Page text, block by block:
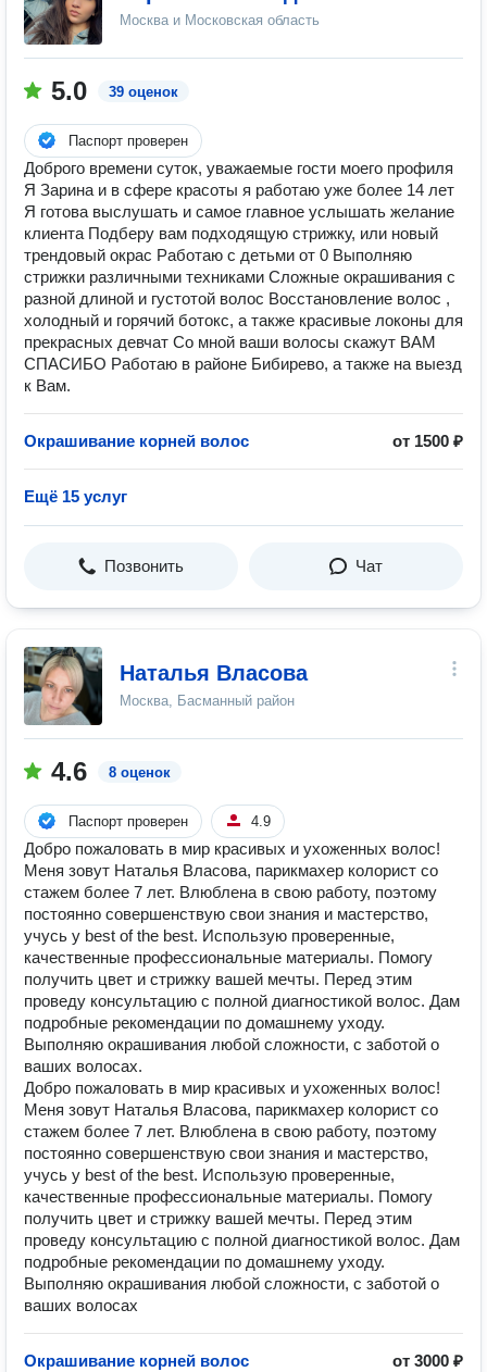
Москва и Московская область
5.0 39 оценок
Паспорт проверен
Доброго времени суток, уважаемые гости моего профиля
Я Зарина и в сфере красоты я работаю уже более 14 лет
Я готова выслушать и самое главное услышать желание
клиента Подберу вам подходящую стрижку, или новый
трендовый окрас Работаю с детьми от 0 Выполняю
стрижки различными техниками Сложные окрашивания с
разной длиной и густотой волос Восстановление волос ,
холодный и горячий ботокс, а также красивые локоны для
прекрасных девчат Со мной ваши волосы скажут ВАМ
СПАСИБО Работаю в районе Бибирево, а также на выезд
к Вам.
Окрашивание корней волос от 1500 ₽
Ещё 15 услуг
Позвонить Чат
Наталья Власова
Москва, Басманный район
4.6 8 оценок
Паспорт проверен 4.9
Добро пожаловать в мир красивых и ухоженных волос!
Меня зовут Наталья Власова, парикмахер колорист со
стажем более 7 лет. Влюблена в свою работу, поэтому
постоянно совершенствую свои знания и мастерство,
учусь у best of the best. Использую проверенные,
качественные профессиональные материалы. Помогу
получить цвет и стрижку вашей мечты. Перед этим
проведу консультацию с полной диагностикой волос. Дам
подробные рекомендации по домашнему уходу.
Выполняю окрашивания любой сложности, с заботой о
ваших волосах.
Добро пожаловать в мир красивых и ухоженных волос!
Меня зовут Наталья Власова, парикмахер колорист со
стажем более 7 лет. Влюблена в свою работу, поэтому
постоянно совершенствую свои знания и мастерство,
учусь у best of the best. Использую проверенные,
качественные профессиональные материалы. Помогу
получить цвет и стрижку вашей мечты. Перед этим
проведу консультацию с полной диагностикой волос. Дам
подробные рекомендации по домашнему уходу.
Выполняю окрашивания любой сложности, с заботой о
ваших волосах
Окрашивание корней волос
от 3000 ₽